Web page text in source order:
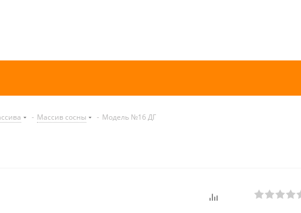
- Массив сосны - Модель №16 ДГ